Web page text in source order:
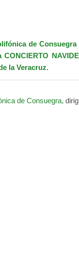
de Consuegra
CONCIERTO
la Veracruz.
de Consuegra,